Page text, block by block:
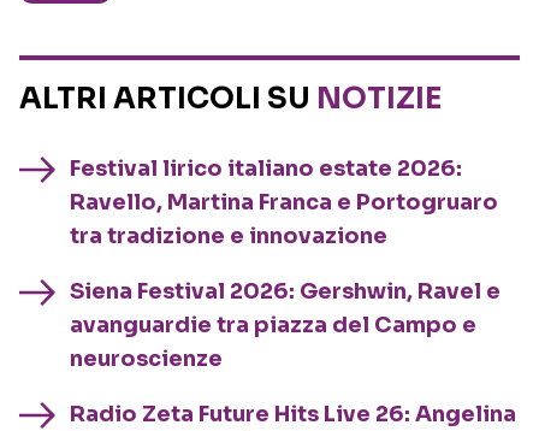
ALTRI ARTICOLI SU NOTIZIE
Festival lirico italiano estate 2026:
Ravello, Martina Franca e Portogruaro
tra tradizione e innovazione
Siena Festival 2026: Gershwin, Ravel e
avanguardie tra piazza del Campo e
neuroscienze
Radio Zeta Future Hits Live 26: Angelina